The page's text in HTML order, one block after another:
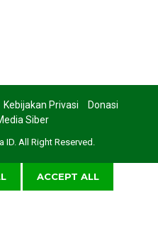
Kebijakan Privasi
Donasi
Siber
ID. All Right Reserved.
ACCEPT ALL